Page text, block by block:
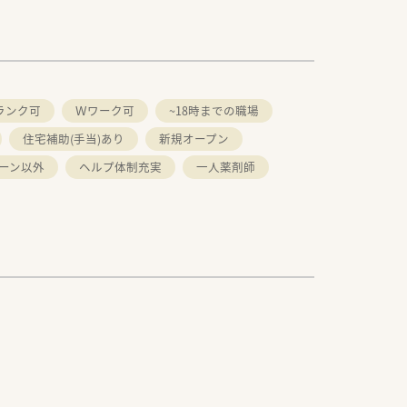
ンク可 Ｗワーク可
~18時までの職場
住宅補助(手当)あり
新規オープン
ン以外 ヘルプ体制充実
一人薬剤師